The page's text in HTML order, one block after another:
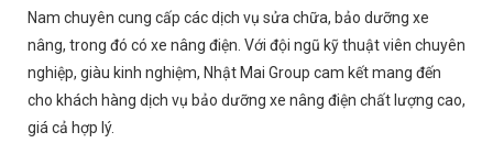
Nam chuyên cung cấp các dịch vụ sửa chữa, bảo dưỡng xe
nâng, trong đó có xe nâng điện. Với đội ngũ kỹ thuật viên chuyên
nghiệp, giàu kinh nghiệm, Nhật Mai Group cam kết mang đến
cho khách hàng dịch vụ bảo dưỡng xe nâng điện chất lượng cao,
giá cả hợp lý.